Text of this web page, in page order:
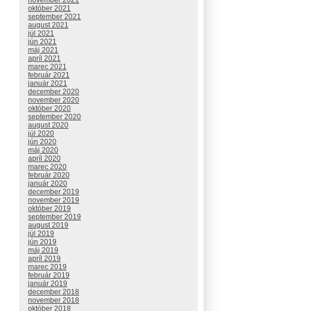
október 2021
september 2021
august 2021
júl 2021
jún 2021
máj 2021
apríl 2021
marec 2021
február 2021
január 2021
december 2020
november 2020
október 2020
september 2020
august 2020
júl 2020
jún 2020
máj 2020
apríl 2020
marec 2020
február 2020
január 2020
december 2019
november 2019
október 2019
september 2019
august 2019
júl 2019
jún 2019
máj 2019
apríl 2019
marec 2019
február 2019
január 2019
december 2018
november 2018
október 2018